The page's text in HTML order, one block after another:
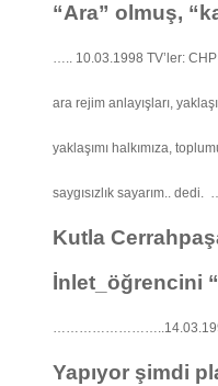
“Ara” olmuş,
….. 10.03.1998 TV’ler:
ara rejim anlayışları,
yaklaşımı halkımıza,
saygısızlık
Kutla
İnlet_öğrencini
Yapıyor şimdi